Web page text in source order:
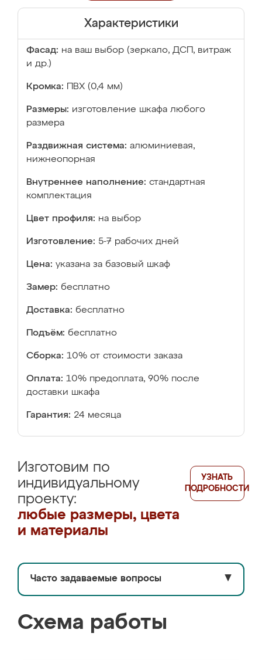
Характеристики
Фасад: на ваш выбор (зеркало, ДСП, витраж
и др.)
Кромка: ПВХ (0,4 мм)
Размеры: изготовление шкафа любого
размера
Раздвижная система: алюминиевая,
нижнеопорная
Внутреннее наполнение: стандартная
комплектация
Цвет профиля: на выбор
Изготовление: 5-7 рабочих дней
Цена: указана за базовый шкаф
Замер: бесплатно
Доставка: бесплатно
Подъём: бесплатно
Сборка: 10% от стоимости заказа
Оплата: 10% предоплата, 90% после
доставки шкафа
Гарантия: 24 месяца
Изготовим по
индивидуальному
проекту:
любые размеры, цвета
и материалы
УЗНАТЬ
ПОДРОБНОСТИ
Часто задаваемые вопросы ▼
Схема работы